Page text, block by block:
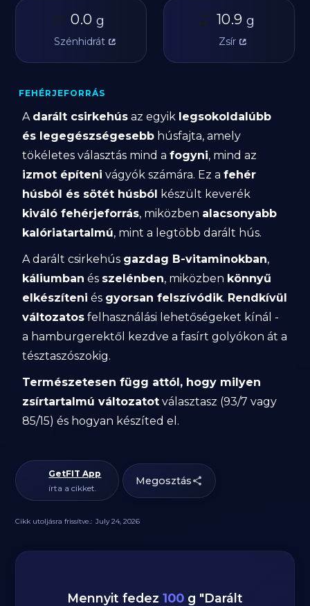
🥔 0.0 g
Szénhidrát
🫒 10.9 g
Zsír
FEHÉRJEFORRÁS
A darált csirkehús az egyik legsokoldalúbb
és legegészségesebb húsfajta, amely
tökéletes választás mind afogyni, mind az
izmot építeni vágyók számára. Ez afehér
húsból és sötét húsból készült keverék
kiváló fehérjeforrás, miközben alacsonyabb
kalóriatartalmú, mint a legtöbb darált hús.
A darált csirkehús gazdag B-vitaminokban,
káliumban és szelénben, miközben könnyű
elkészíteni és gyorsan felszívódik. Rendkívül
változatos felhasználási lehetőségeket kínál -
a hamburgerektől kezdve a fasírt golyókon át a
tésztaszószokig.
Természetesen függ attól, hogy milyen
zsírtartalmú változatot választasz (93/7 vagy
85/15) és hogyan készíted el.
GetFIT App
írta a cikket.
Megosztás
Cikk utoljásra frissítve.: July 24, 2026
Mennyit fedez 100 g "Darált